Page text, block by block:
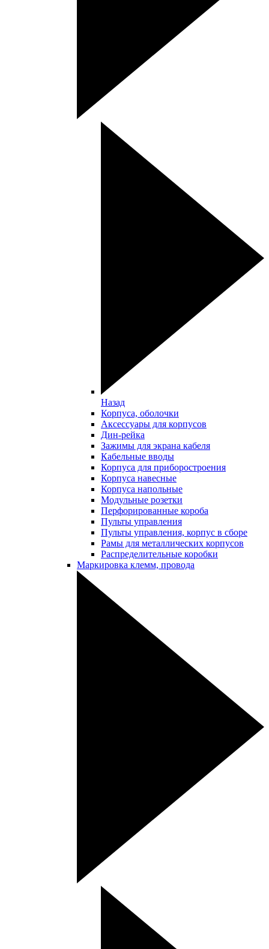
Назад
Корпуса, оболочки
Аксессуары для корпусов
Дин-рейка
Зажимы для экрана кабеля
Кабельные вводы
Корпуса для приборостроения
Корпуса навесные
Корпуса напольные
Модульные розетки
Перфорированные короба
Пульты управления
Пульты управления, корпус в сборе
Рамы для металлических корпусов
Распределительные коробки
Маркировка клемм, провода